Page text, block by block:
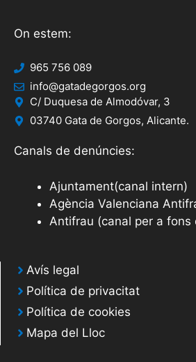
On estem:
965 756 089
info@gatadegorgos.org
C/ Duquesa de Almodóvar, 3
03740 Gata de Gorgos, Alicante.
Canals de denúncies:
Ajuntament(canal intern)
Agència Valenciana
Antifrau (canal per a fons
Avís legal
Política de privacitat
Política de cookies
Mapa del Lloc